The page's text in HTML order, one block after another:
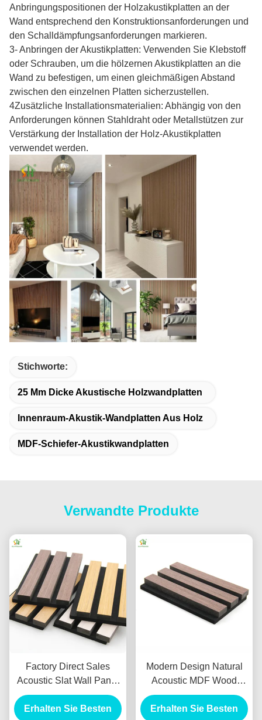
Anbringungspositionen der Holzakustikplatten an der
Wand entsprechend den Konstruktionsanforderungen und
den Schalldämpfungsanforderungen markieren.
3- Anbringen der Akustikplatten: Verwenden Sie Klebstoff
oder Schrauben, um die hölzernen Akustikplatten an die
Wand zu befestigen, um einen gleichmäßigen Abstand
zwischen den einzelnen Platten sicherzustellen.
4Zusätzliche Installationsmaterialien: Abhängig von den
Anforderungen können Stahldraht oder Metallstützen zur
Verstärkung der Installation der Holz-Akustikplatten
verwendet werden.
Stichworte:
25 Mm Dicke Akustische Holzwandplatten
Innenraum-Akustik-Wandplatten Aus Holz
MDF-Schiefer-Akustikwandplatten
Verwandte Produkte
Factory Direct Sales
Acoustic Slat Wall Panel
with 550kg/m3 ~
880kg/m3 Density and 3D
Erhalten Sie Besten
Modern Design Natural
Acoustic MDF Wood
Panel Sunhouse
Akupanel Wooden
Erhalten Sie Besten